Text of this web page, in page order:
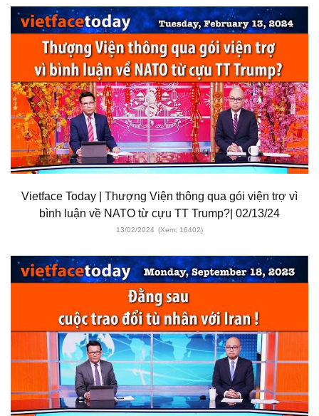
Vietface Today | Thượng Viện thông qua gói viện trợ vì
bình luận về NATO từ cựu TT Trump?| 02/13/24
13/02/2024 (Xem: 16402)